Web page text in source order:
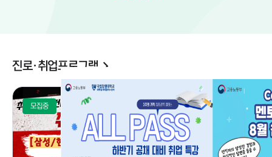
진로·취업프로그램
모집중 다회차 모집중